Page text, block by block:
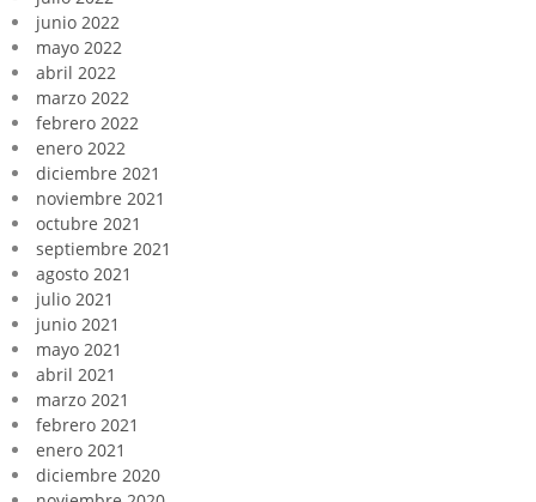
junio 2022
mayo 2022
abril 2022
marzo 2022
febrero 2022
enero 2022
diciembre 2021
noviembre 2021
octubre 2021
septiembre 2021
agosto 2021
julio 2021
junio 2021
mayo 2021
abril 2021
marzo 2021
febrero 2021
enero 2021
diciembre 2020